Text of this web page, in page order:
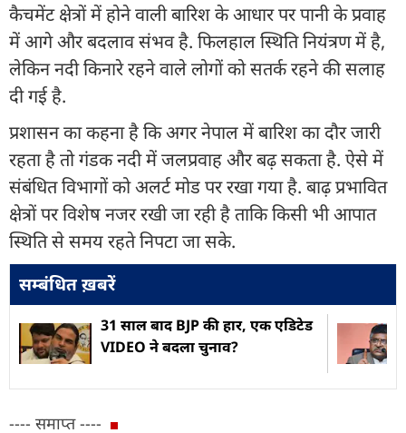
कैचमेंट क्षेत्रों में होने वाली बारिश के आधार पर पानी के प्रवाह
में आगे और बदलाव संभव है. फिलहाल स्थिति नियंत्रण में है,
लेकिन नदी किनारे रहने वाले लोगों को सतर्क रहने की सलाह
दी गई है.
प्रशासन का कहना है कि अगर नेपाल में बारिश का दौर जारी
रहता है तो गंडक नदी में जलप्रवाह और बढ़ सकता है. ऐसे में
संबंधित विभागों को अलर्ट मोड पर रखा गया है. बाढ़ प्रभावित
क्षेत्रों पर विशेष नजर रखी जा रही है ताकि किसी भी आपात
स्थिति से समय रहते निपटा जा सके.
सम्बंधित ख़बरें
31 साल बाद BJP की हार, एक एडिटेड
VIDEO ने बदला चुनाव?
---- समाप्त ----